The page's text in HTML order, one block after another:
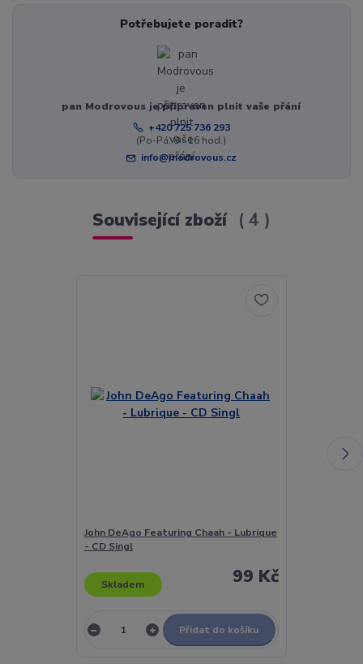
Potřebujete poradit?
pan Modrovous je připraven plnit vaše přání
+420 725 736 293
(Po-Pá, 8 - 16 hod.)
info@modrovous.cz
Související zboží 4
John DeAgo Featuring Chaah - Lubrique
- CD Singl
99 Kč
Skladem
Přidat do košíku